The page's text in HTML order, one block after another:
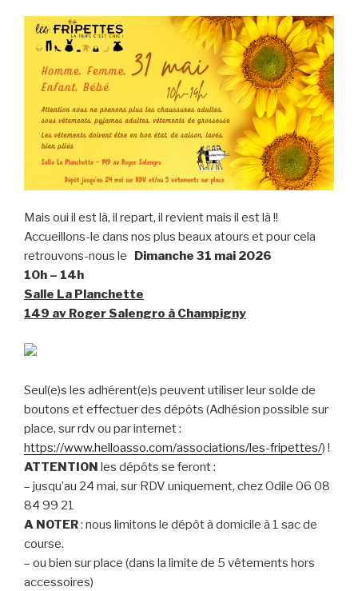
Mais oui il est là, il repart, il revient mais il est là !!
Accueillons-le dans nos plus beaux atours et pour cela
retrouvons-nous le
Dimanche 31 mai 2026
10h – 14h
Salle La Planchette
149 av Roger Salengro à Champigny
Seul(e)s les adhérent(e)s peuvent utiliser leur solde de
boutons et effectuer des dépôts (Adhésion possible sur
place, sur rdv ou par internet :
https://www.helloasso.com/associations/les-fripettes/) !
ATTENTION les dépôts se feront :
– jusqu’au 24 mai, sur RDV uniquement, chez Odile 06 08
84 99 21
A NOTER: nous limitons le dépôt à domicile à 1 sac de
course.
– ou bien sur place (dans la limite de 5 vêtements hors
accessoires)